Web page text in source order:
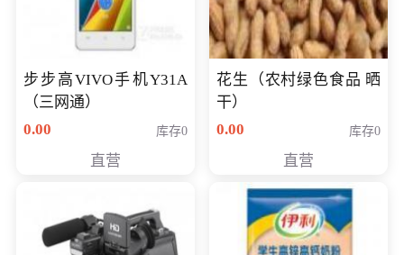
步步高VIVO手机Y31A
（三网通）
0.00
库存0
直营
花生（农村绿色食品 晒
干）
0.00
库存0
直营